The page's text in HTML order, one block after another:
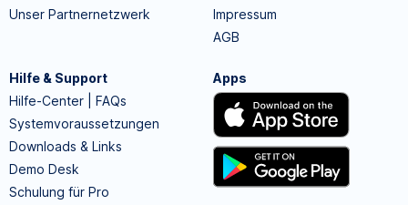
Unser Partnernetzwerk
Impressum
AGB
Hilfe & Support
Hilfe-Center | FAQs
Systemvoraussetzungen
Downloads & Links
Demo Desk
Schulung für Pro
Apps